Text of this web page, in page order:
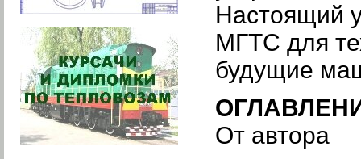
Настоящий
МГТС для
будущие
От автора